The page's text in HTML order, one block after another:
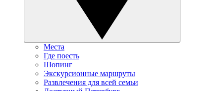
Места
Где поесть
Шопинг
Экскурсионные маршруты
Развлечения для всей семьи